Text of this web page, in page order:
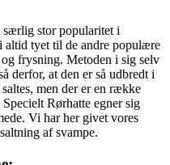
særlig stor popularitet i
altid tyet til de andre populære
frysning. Metoden i sig selv
derfor, at den er så udbredt i
men der er en række
Rørhatte egner sig
Vi har her givet vores
af svampe.